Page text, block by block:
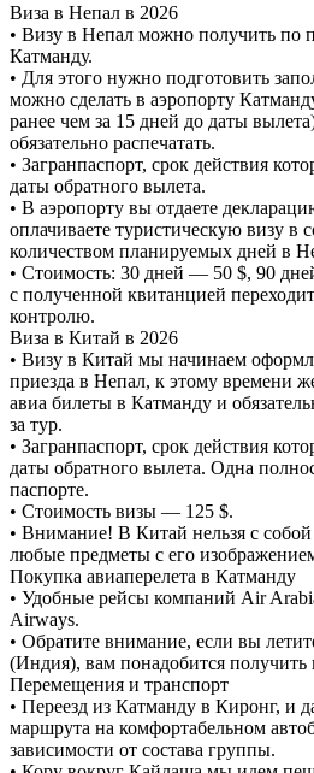
Виза в Непал в 2026
• Визу в Непал можно получить по
Катманду.
• Для этого нужно подготовить
можно сделать в аэропорту
ранее чем за 15 дней до даты
обязательно распечатать.
• Загранпаспорт, срок действия
даты обратного вылета.
• В аэропорту вы отдаете
оплачиваете туристическую визу в
количеством планируемых дней в
• Стоимость: 30 дней — 50 $, 90
с полученной квитанцией
контролю.
Виза в Китай в 2026
• Визу в Китай мы начинаем
приезда в Непал, к этому времени
авиа билеты в Катманду и
за тур.
• Загранпаспорт, срок действия
даты обратного вылета. Одна
паспорте.
• Стоимость визы — 125 $.
• Внимание! В Китай нельзя с
любые предметы с его
Покупка авиаперелета в Катманду
• Удобные рейсы компаний Air
Airways.
• Обратите внимание, если вы
(Индия), вам понадобится получить
Перемещения и транспорт
• Переезд из Катманду в Киронг, и
маршрута на комфортабельном
зависимости от состава группы.